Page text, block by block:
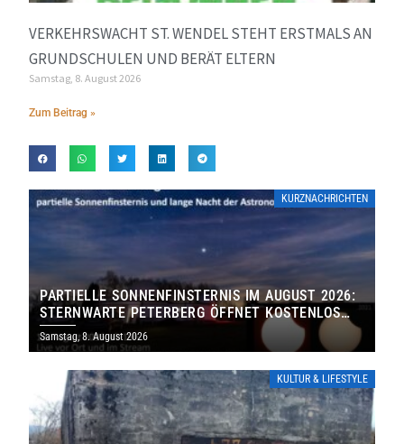
VERKEHRSWACHT ST. WENDEL STEHT ERSTMALS AN
GRUNDSCHULEN UND BERÄT ELTERN
Samstag, 8. August 2026
Zum Beitrag »
KURZNACHRICHTEN
PARTIELLE SONNENFINSTERNIS IM AUGUST 2026:
STERNWARTE PETERBERG ÖFFNET KOSTENLOS
IHRE TORE
Samstag, 8. August 2026
KULTUR & LIFESTYLE